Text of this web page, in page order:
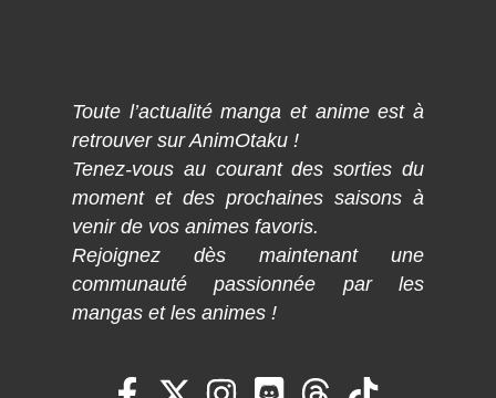
Toute l’actualité manga et anime est à
retrouver sur AnimOtaku !
Tenez-vous au courant des sorties du
moment et des prochaines saisons à
venir de vos animes favoris.
Rejoignez dès maintenant une
communauté passionnée par les
mangas et les animes !